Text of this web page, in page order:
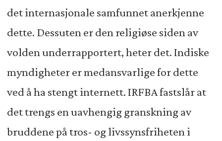
det internasjonale samfunnet anerkjenne
dette. Dessuten er den religiøse siden av
volden underrapportert, heter det. Indiske
myndigheter er medansvarlige for dette
ved å ha stengt internett. IRFBA fastslår at
det trengs en uavhengig granskning av
bruddene på tros- og livssynsfriheten i